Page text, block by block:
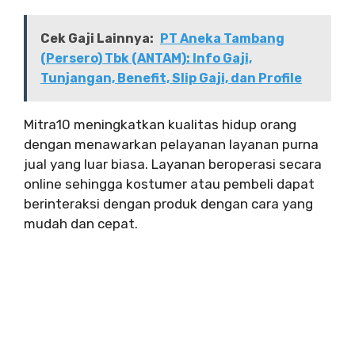
Cek Gaji Lainnya:
PT Aneka Tambang
(Persero) Tbk (ANTAM): Info Gaji,
Tunjangan, Benefit, Slip Gaji, dan Profile
Mitra10 meningkatkan kualitas hidup orang
dengan menawarkan pelayanan layanan purna
jual yang luar biasa. Layanan beroperasi secara
online sehingga kostumer atau pembeli dapat
berinteraksi dengan produk dengan cara yang
mudah dan cepat.